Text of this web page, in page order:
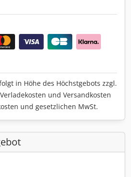
in Höhe des Höchstgebots zzgl.
und Versandkosten
und gesetzlichen MwSt.